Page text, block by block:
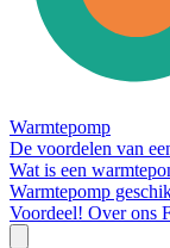
Warmtepomp
De voordelen van
Wat is een
Warmtepomp
Voordeel! Over ons